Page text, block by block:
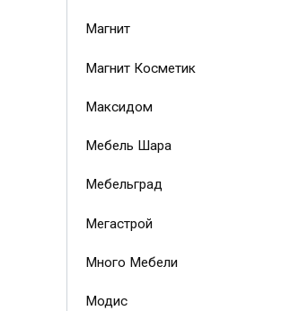
Магнит
Магнит Косметик
Максидом
Мебель Шара
Мебельград
Мегастрой
Много Мебели
Модис